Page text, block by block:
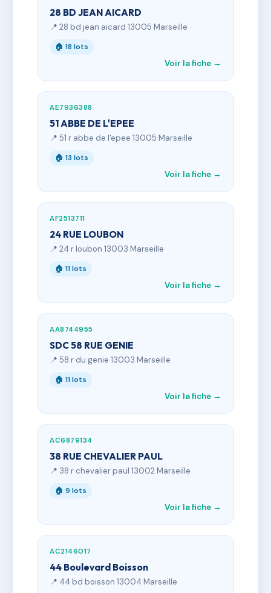
28 BD JEAN AICARD
📍 28 bd jean aicard 13005 Marseille
🏠 18 lots
Voir la fiche →
AE7936388
51 ABBE DE L'EPEE
📍 51 r abbe de l'epee 13005 Marseille
🏠 13 lots
Voir la fiche →
AF2513711
24 RUE LOUBON
📍 24 r loubon 13003 Marseille
🏠 11 lots
Voir la fiche →
AA8744955
SDC 58 RUE GENIE
📍 58 r du genie 13003 Marseille
🏠 11 lots
Voir la fiche →
AC6879134
38 RUE CHEVALIER PAUL
📍 38 r chevalier paul 13002 Marseille
🏠 9 lots
Voir la fiche →
AC2146017
44 Boulevard Boisson
📍 44 bd boisson 13004 Marseille